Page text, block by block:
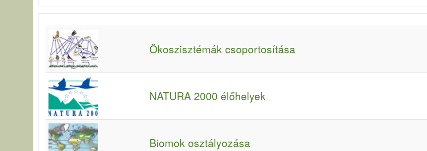
Ökoszisztémák csoportosítása
NATURA 2000 élőhelyek
Biomok osztályozása